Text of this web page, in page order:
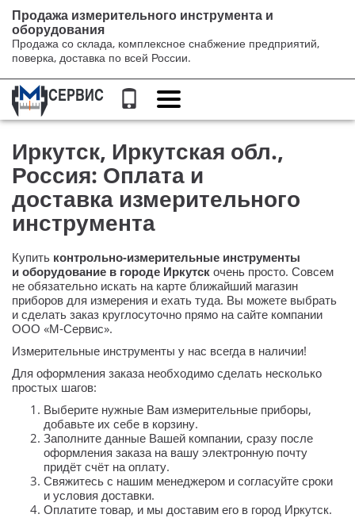
Продажа измерительного инструмента и
оборудования
Продажа со склада, комплексное снабжение предприятий,
поверка, доставка по всей России.
Переключение
навигации
Иркутск, Иркутская обл.,
Россия: Оплата и
доставка измерительного
инструмента
Купить контрольно-измерительные инструменты
и оборудование в городе Иркутск очень просто. Совсем
не обязательно искать на карте ближайший магазин
приборов для измерения и ехать туда. Вы можете выбрать
и сделать заказ круглосуточно прямо на сайте компании
ООО «М-Сервис».
Измерительные инструменты у нас всегда в наличии!
Для оформления заказа необходимо сделать несколько
простых шагов:
Выберите нужные Вам измерительные приборы,
добавьте их себе в корзину.
Заполните данные Вашей компании, сразу после
оформления заказа на вашу электронную почту
придёт счёт на оплату.
Свяжитесь с нашим менеджером и согласуйте сроки
и условия доставки.
Оплатите товар, и мы доставим его в город Иркутск.